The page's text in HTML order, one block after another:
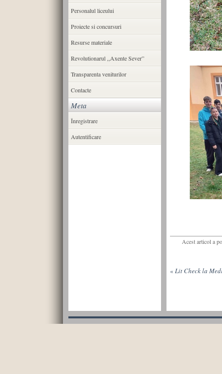
Acest articol a
« Lit Check la
Personalul liceului
Proiecte si concursuri
Resurse materiale
Revolutionarul ,,Axente Sever”
Transparenta veniturilor
Contacte
Meta
Înregistrare
Autentificare